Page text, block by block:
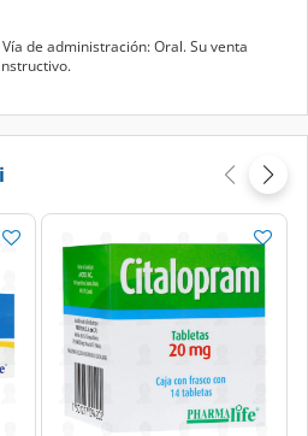
de administración: Oral. Su venta